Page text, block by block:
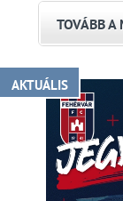
TOVÁBB A
AKTUÁLIS